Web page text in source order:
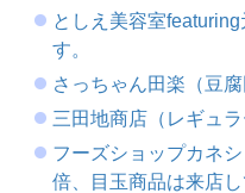
としえ美容室
す。
さっちゃん田楽（豆腐
三田地商店（レギュラ
フーズショップカネ
倍、目玉商品は来店し